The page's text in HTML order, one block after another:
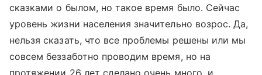
сказками о былом, но такое время было. Сейчас
уровень жизни населения значительно возрос. Да,
нельзя сказать, что все проблемы решены или мы
совсем беззаботно проводим время, но на